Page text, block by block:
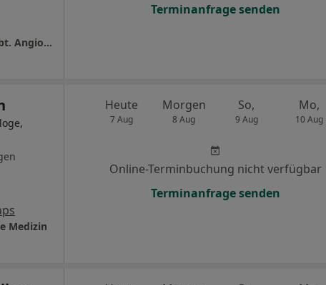
St. Marien-Hospital Medizinsche Klinik II Abt. Angiologie und Diabetologie
Terminanfrage senden
Medizin
Heute
7 Aug
Morgen
8 Aug
So,
9 Aug
Mo,
10 Aug
Online-Terminbuchung nicht verfügbar
Terminanfrage senden